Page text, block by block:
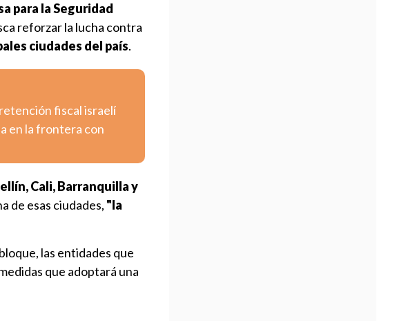
para la Seguridad
reforzar la lucha contra
ciudades del país.
fiscal israelí
en la frontera con
Cali, Barranquilla y
de esas ciudades, "la
las entidades que
que adoptará una